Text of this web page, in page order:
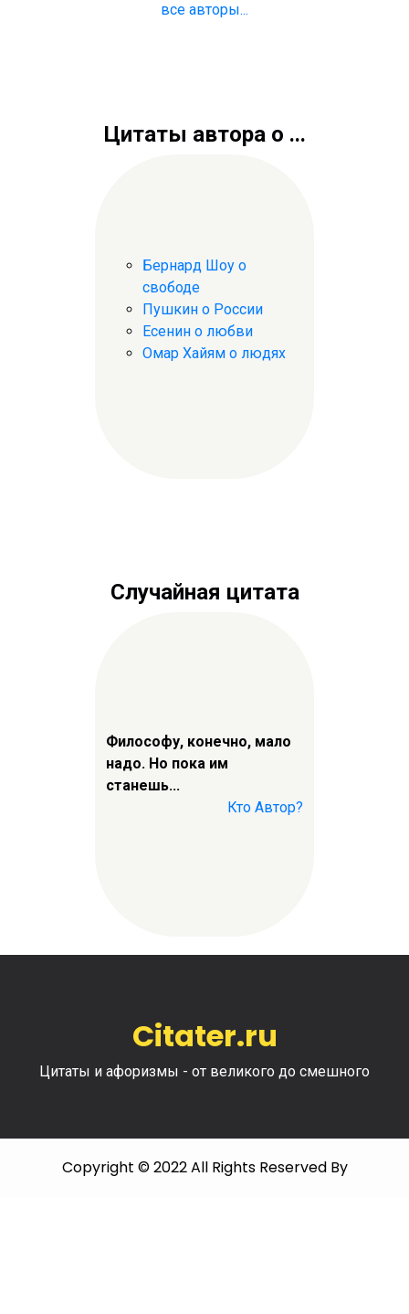
все авторы...
Цитаты автора о ...
Бернард Шоу о
свободе
Пушкин о России
Есенин о любви
Омар Хайям о людях
Случайная цитата
Философу, конечно, мало
надо. Но пока им
станешь...
Кто Автор?
Citater.ru
Цитаты и афоризмы - от великого до смешного
Copyright © 2022 All Rights Reserved By